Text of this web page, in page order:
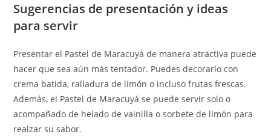
Sugerencias de presentación y ideas
para servir
Presentar el Pastel de Maracuyá de manera atractiva puede
hacer que sea aún más tentador. Puedes decorarlo con
crema batida, ralladura de limón o incluso frutas frescas.
Además, el Pastel de Maracuyá se puede servir solo o
acompañado de helado de vainilla o sorbete de limón para
realzar su sabor.